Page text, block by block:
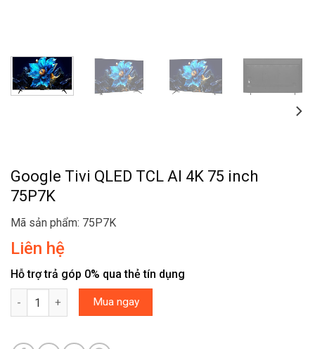
Google Tivi QLED TCL AI 4K 75 inch
75P7K
Mã sản phẩm: 75P7K
Liên hệ
Hỗ trợ trả góp 0% qua thẻ tín dụng
Google Tivi QLED TCL AI 4K 75 inch 75P7K số lượng
Mua ngay